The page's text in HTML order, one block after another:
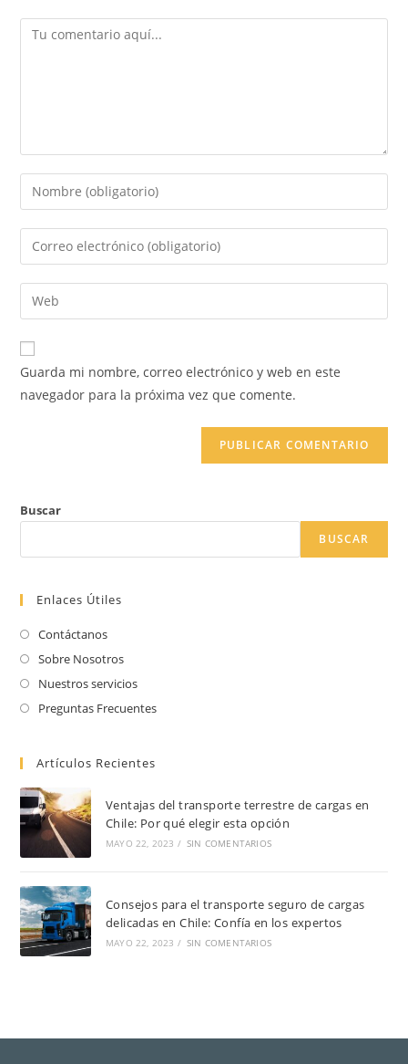
Comentario
Introduce
tu
nombre
de
usuario
para
comentar
Introduce
tu
dirección
de
electrónico
para
comentar
Introduce
la
URL
de
Guarda mi nombre, correo electrónico y web en este
navegador para la próxima vez que comente.
Buscar
BUSCAR
Enlaces Útiles
Contáctanos
Sobre Nosotros
Nuestros servicios
Preguntas Frecuentes
Artículos Recientes
Ventajas del transporte terrestre de cargas en
Chile: Por qué elegir esta opción
MAYO 22, 2023 / SIN COMENTARIOS
Consejos para el transporte seguro de cargas
delicadas en Chile: Confía en los expertos
MAYO 22, 2023 / SIN COMENTARIOS